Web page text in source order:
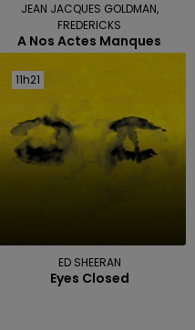
JEAN JACQUES GOLDMAN,
FREDERICKS
A Nos Actes Manques
11h21
11h21
ED SHEERAN
Eyes Closed